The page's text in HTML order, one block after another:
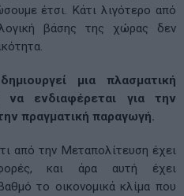
έτσι. Κάτι λιγότερο από
βάσης της χώρας δεν
μια πλασματική
ενδιαφέρεται για την
πραγματική παραγωγή.
από την Μεταπολίτευση έχει
και άρα αυτή έχει
το οικονομικά κλίμα που